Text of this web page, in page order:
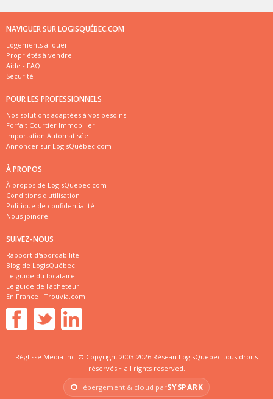
NAVIGUER SUR LOGISQUÉBEC.COM
Logements à louer
Propriétés à vendre
Aide - FAQ
Sécurité
POUR LES PROFESSIONNELS
Nos solutions adaptées à vos besoins
Forfait Courtier Immobilier
Importation Automatisée
Annoncer sur LogisQuébec.com
À PROPOS
À propos de LogisQuébec.com
Conditions d'utilisation
Politique de confidentialité
Nous joindre
SUIVEZ-NOUS
Rapport d'abordabilité
Blog de LogisQuébec
Le guide du locataire
Le guide de l'acheteur
En France : Trouvia.com
Réglisse Media Inc. © Copyright 2003-2026 Réseau LogisQuébec tous droits
réservés ~ all rights reserved.
Hébergement & cloud parSYSPARK